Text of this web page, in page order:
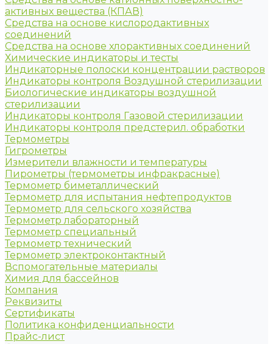
активных вещества (КПАВ)
Средства на основе кислородактивных
соединений
Средства на основе хлорактивных соединений
Химические индикаторы и тесты
Индикаторные полоски концентрации растворов
Индикаторы контроля Воздушной стерилизации
Биологические индикаторы воздушной
стерилизации
Индикаторы контроля Газовой стерилизации
Индикаторы контроля предстерил. обработки
Термометры
Гигрометры
Измерители влажности и температуры
Пирометры (термометры инфракрасные)
Термометр биметаллический
Термометр для испытания нефтепродуктов
Термометр для сельского хозяйства
Термометр лабораторный
Термометр специальный
Термометр технический
Термометр электроконтактный
Вспомогательные материалы
Химия для бассейнов
Компания
Реквизиты
Сертификаты
Политика конфиденциальности
Прайс-лист